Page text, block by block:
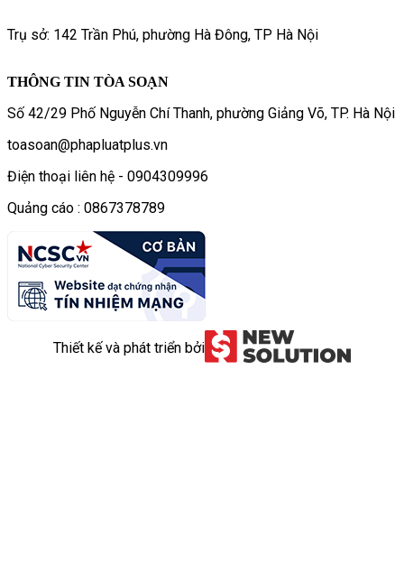
Trụ sở: 142 Trần Phú, phường Hà Đông, TP Hà Nội
THÔNG TIN TÒA SOẠN
Số 42/29 Phố Nguyễn Chí Thanh, phường Giảng Võ, TP. Hà Nội
toasoan@phapluatplus.vn
Điện thoại liên hệ - 0904309996
Quảng cáo : 0867378789
Thiết kế và phát triển bởi